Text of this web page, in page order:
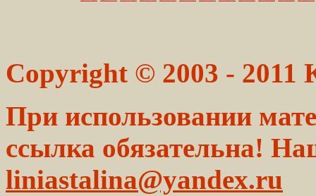
Copyright © 2003 - 2011
При использовании
ссылка обязательна!
liniastalina@yandex.ru